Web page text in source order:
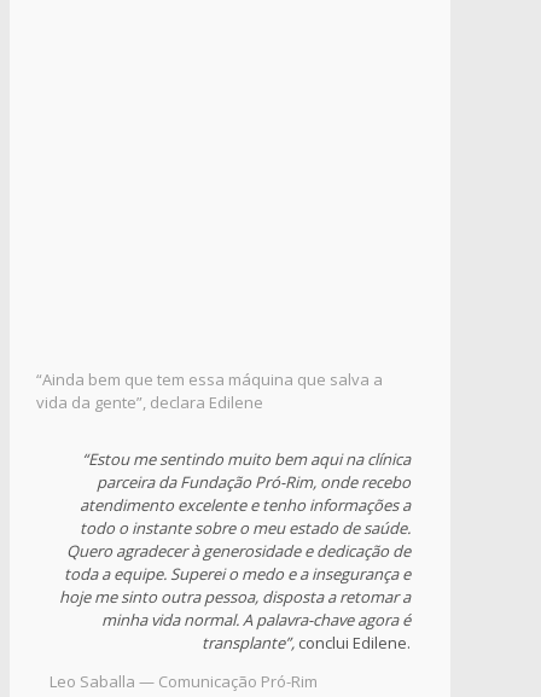
“Ainda bem que tem essa máquina que salva a
vida da gente”, declara Edilene
“Estou me sentindo muito bem aqui na clínica
parceira da Fundação Pró-Rim, onde recebo
atendimento excelente e tenho informações a
todo o instante sobre o meu estado de saúde.
Quero agradecer à generosidade e dedicação de
toda a equipe. Superei o medo e a insegurança e
hoje me sinto outra pessoa, disposta a retomar a
minha vida normal. A palavra-chave agora é
transplante”, conclui Edilene.
Leo Saballa — Comunicação Pró-Rim